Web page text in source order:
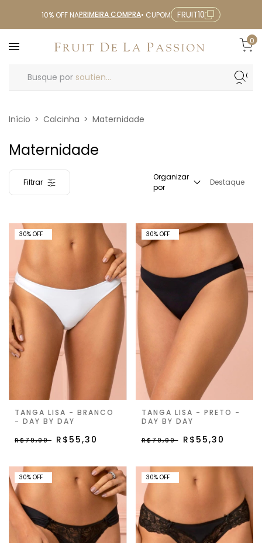
10% OFF NAPRIMEIRA COMPRA• CUPOM FRUIT10
0
Busque por soutien...
Início > Calcinha > Maternidade
Maternidade
Filtrar
Organizar
por
Destaque
30% OFF
30% OFF
TANGA LISA - BRANCO
- DAY BY DAY
R$79,00 R$55,30
30% OFF
30% OFF
TANGA LISA - PRETO -
DAY BY DAY
R$79,00 R$55,30
30% OFF
30% OFF 30% OFF
30% OFF